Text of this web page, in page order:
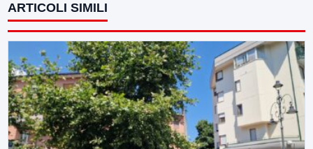
ARTICOLI SIMILI